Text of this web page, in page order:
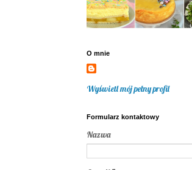
O mnie
Wyświetl mój pełny profil
Formularz kontaktowy
Nazwa